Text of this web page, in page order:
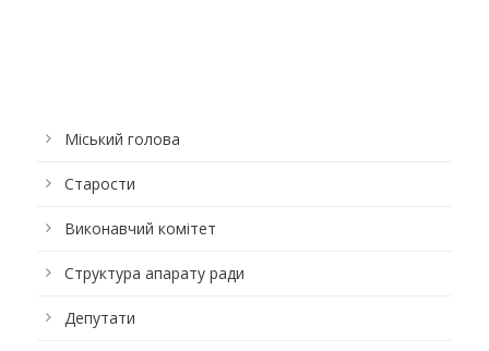
Міський голова
Старости
Виконавчий комітет
Структура апарату ради
Депутати